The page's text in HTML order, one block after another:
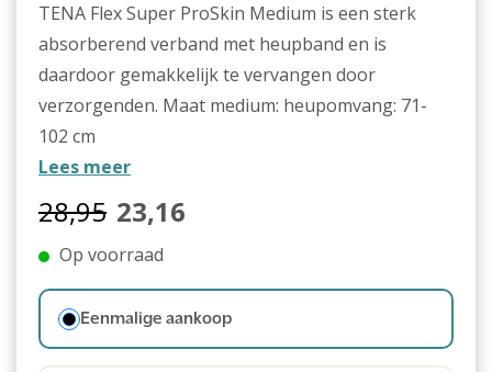
TENA Flex Super ProSkin Medium is een sterk
absorberend verband met heupband en is
daardoor gemakkelijk te vervangen door
verzorgenden. Maat medium: heupomvang: 71-
102 cm
Lees meer
28,95 23,16
Op voorraad
Eenmalige aankoop